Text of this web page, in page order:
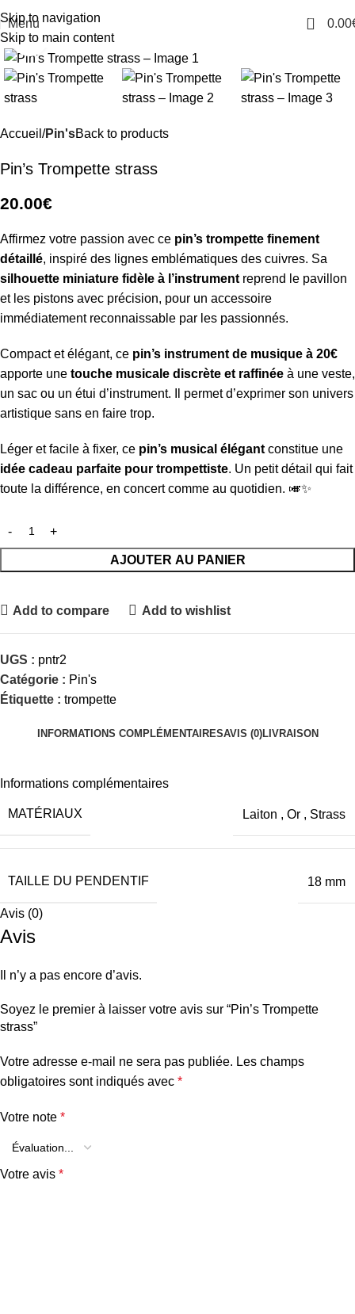
Skip to navigation
Skip to main content
Menu 0 0.00
Click to enlarge
Accueil Pin'sBack to products
Pin’s Trompette strass
20.00€
Affirmez votre passion avec ce pin’s trompette finement
détaillé, inspiré des lignes emblématiques des cuivres. Sa
silhouette miniature fidèle à l’instrument reprend le pavillon
et les pistons avec précision, pour un accessoire
immédiatement reconnaissable par les passionnés.
Compact et élégant, ce pin’s instrument de musique à 20€
apporte une touche musicale discrète et raffinée à une veste,
un sac ou un étui d’instrument. Il permet d’exprimer son univers
artistique sans en faire trop.
Léger et facile à fixer, ce pin’s musical élégant constitue une
idée cadeau parfaite pour trompettiste. Un petit détail qui fait
toute la différence, en concert comme au quotidien. 🎺✨
AJOUTER AU PANIER
Add to compare Add to wishlist
UGS : pntr2
Catégorie : Pin's
Étiquette : trompette
INFORMATIONS COMPLÉMENTAIRESAVIS (0)LIVRAISON
Informations complémentaires
MATÉRIAUX Laiton , Or , Strass
TAILLE DU PENDENTIF 18 mm
Avis (0)
Avis
Il n’y a pas encore d’avis.
Soyez le premier à laisser votre avis sur “Pin’s Trompette
strass”
Votre adresse e-mail ne sera pas publiée. Les champs
obligatoires sont indiqués avec *
Votre note *
Votre avis *